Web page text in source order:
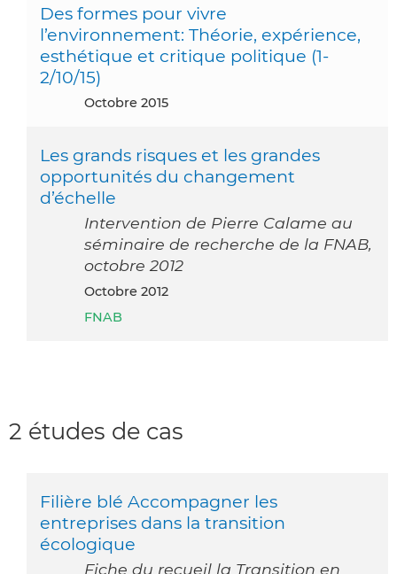
Des formes pour vivre
l’environnement: Théorie, expérience,
esthétique et critique politique (1-
2/10/15)
octobre 2015
Les grands risques et les grandes
opportunités du changement
d’échelle
Intervention de Pierre Calame au
séminaire de recherche de la FNAB,
octobre 2012
octobre 2012
FNAB
2 études de cas
Filière blé Accompagner les
entreprises dans la transition
écologique
Fiche du recueil la Transition en